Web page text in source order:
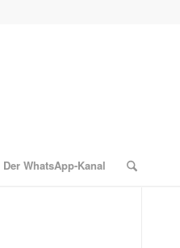
Der WhatsApp-Kanal